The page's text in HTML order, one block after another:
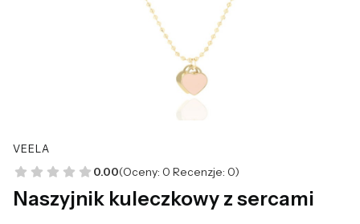
VEELA
0.00(Oceny: 0 Recenzje: 0)
Naszyjnik kuleczkowy z sercami